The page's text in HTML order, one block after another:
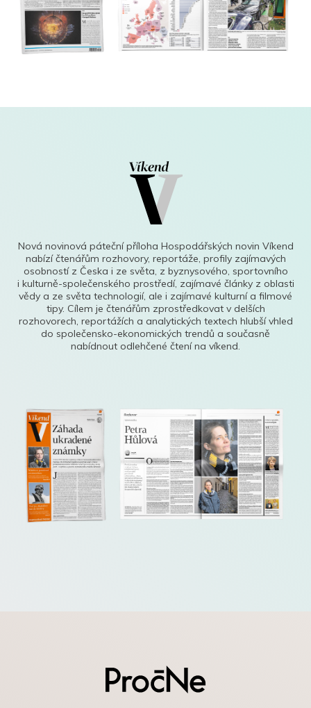
Nová novinová páteční příloha Hospodářských novin Víkend
nabízí čtenářům rozhovory, reportáže, profily zajímavých
osobností z Česka i ze světa, z byznysového, sportovního
i kulturně-společenského prostředí, zajímavé články z oblasti
vědy a ze světa technologií, ale i zajímavé kulturní a filmové
tipy. Cílem je čtenářům zprostředkovat v delších
rozhovorech, reportážích a analytických textech hlubší vhled
do společensko-ekonomických trendů a současně
nabídnout odlehčené čtení na víkend.